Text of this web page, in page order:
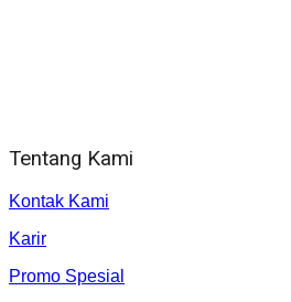
Tentang Kami
Kontak Kami
Karir
Promo Spesial